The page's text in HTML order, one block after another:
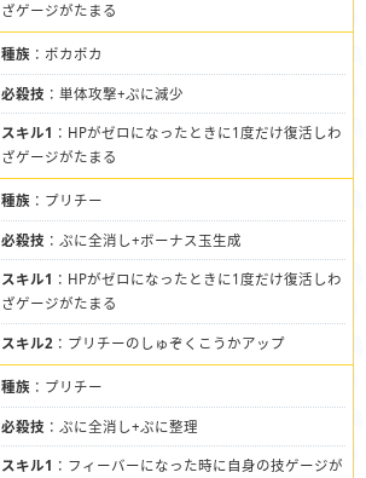
ざゲージがたまる
種族 ：ポカポカ
必殺技 ：単体攻撃+ぷに減少
スキル1 ：HPがゼロになったときに1度だけ復活しわ
ざゲージがたまる
種族 ：プリチー
必殺技 ：ぷに全消し+ボーナス玉生成
スキル1 ：HPがゼロになったときに1度だけ復活しわ
ざゲージがたまる
スキル2 ：プリチーのしゅぞくこうかアップ
種族 ：プリチー
必殺技 ：ぷに全消し+ぷに整理
スキル1 ：フィーバーになった時に自身の技ゲージが